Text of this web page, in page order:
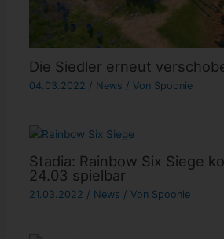
Die Siedler erneut
04.03.2022 / News / Von Spoonie
Stadia: Rainbow Six Siege
24.03 spielbar
21.03.2022 / News / Von Spoonie